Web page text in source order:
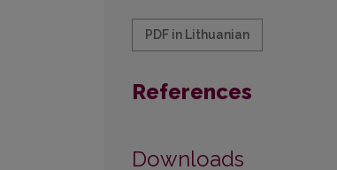
PDF in Lithuanian
References
Downloads